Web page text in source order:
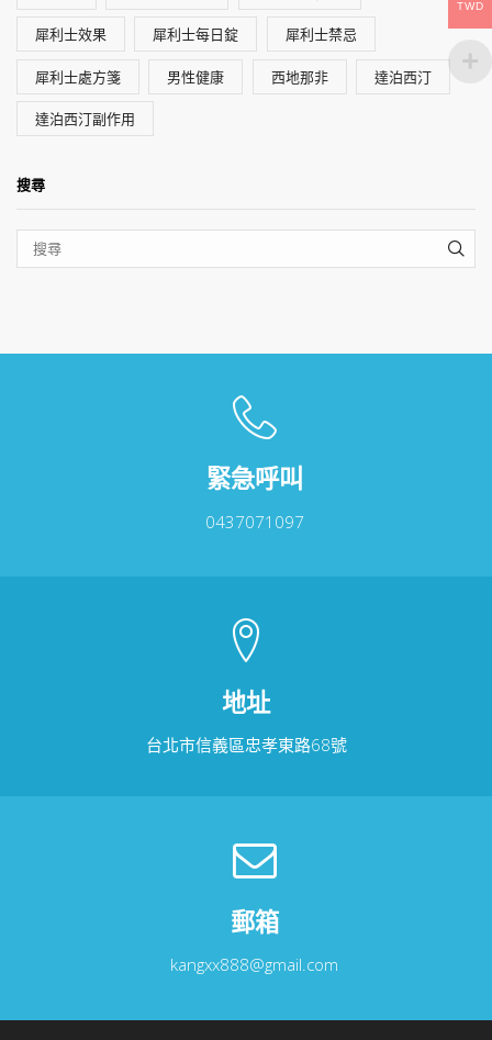
犀利士效果 犀利士每日錠 犀利士禁忌
犀利士處方箋 男性健康 西地那非 達泊西汀
達泊西汀副作用
搜尋
緊急呼叫
0437071097
地址
台北市信義區忠孝東路68號
郵箱
kangxx888@gmail.com
TWD